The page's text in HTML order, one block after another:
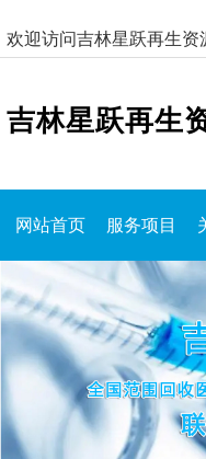
欢迎访问吉林星跃再生资
吉林星跃再生
网站首页 服务项目